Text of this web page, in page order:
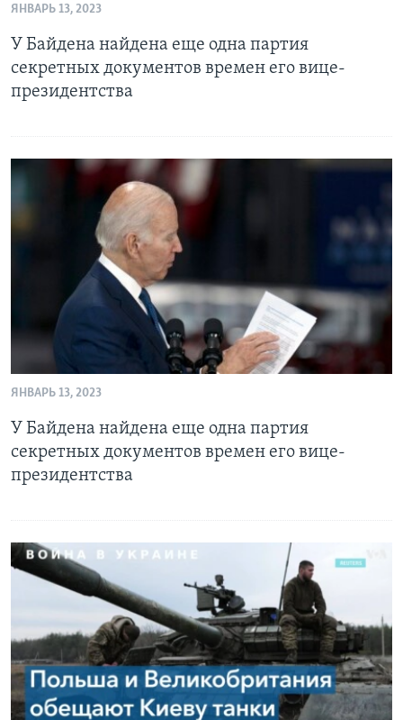
ЯНВАРЬ 13, 2023
У Байдена найдена еще одна партия
секретных документов времен его вице-
президентства
ЯНВАРЬ 13, 2023
У Байдена найдена еще одна партия
секретных документов времен его вице-
президентства